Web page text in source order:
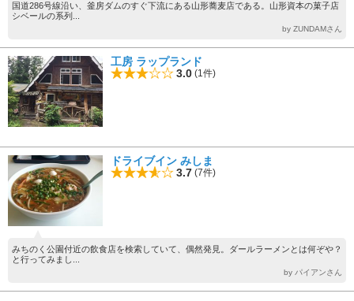
国道286号線沿い、釜房ダムのすぐ下流にある山形蕎麦店である。山形資本の菓子店
シベールの系列...
by ZUNDAMさん
工房 ラップランド
3.0 (1件)
ドライブイン みしま
3.7 (7件)
みちのく公園付近の飲食店を検索していて、偶然発見。ダールラーメンとは何ぞや？
と行ってみまし...
by パイアンさん